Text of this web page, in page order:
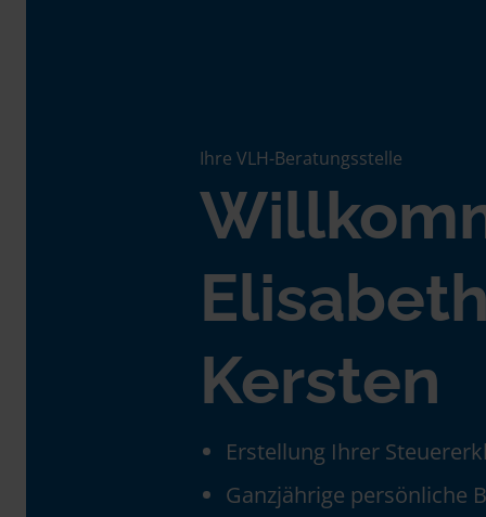
Ihre VLH-Beratungsstelle
Elisabeth
Kersten
Erstellung Ihrer
Ganzjährige persönliche